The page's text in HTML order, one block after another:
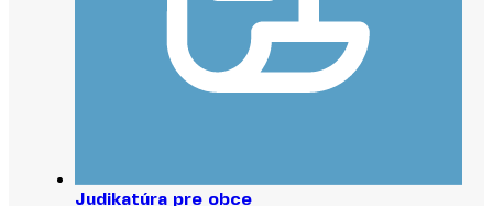
Judikatúra pre obce